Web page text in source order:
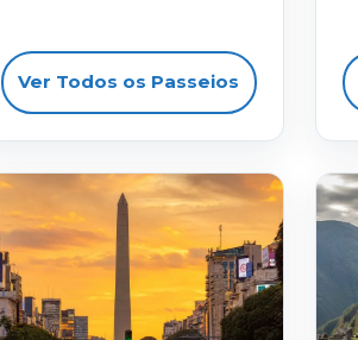
Ver Todos os Passeios